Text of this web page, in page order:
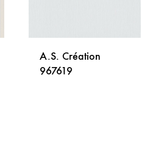
A.S. Création
967619